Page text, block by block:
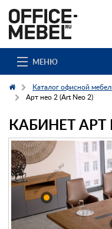
МЕНЮ
Каталог
О компании
Доставка и сборка
Гос. заказчикам
Каталог офисной
Арт нео 2 (Art Neo 2)
КАБИНЕТ АРТ